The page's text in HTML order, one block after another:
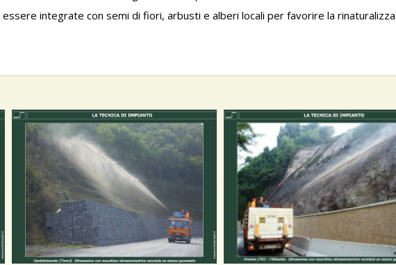
integrate con semi di fiori, arbusti e alberi locali per favorire la